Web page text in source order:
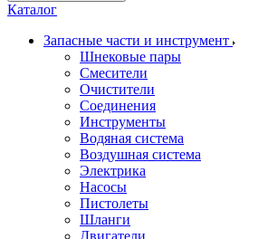
Каталог
Запасные части и инструмент
Шнековые пары
Смесители
Очистители
Соединения
Инструменты
Водяная система
Воздушная система
Электрика
Насосы
Пистолеты
Шланги
Двигатели